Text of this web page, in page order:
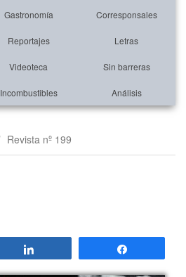
Gastronomía Corresponsales
Reportajes Letras
Videoteca Sin barreras
Incombustibles Análisis
Revista nº 199